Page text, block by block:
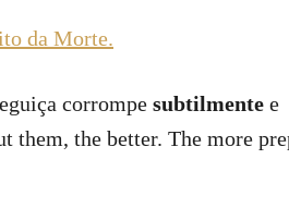
da Morte.
corrompe subtilmente e
them, the better. The more